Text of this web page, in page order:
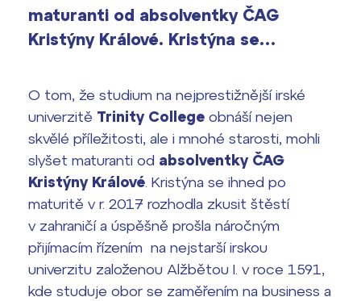
Výsledky 1. kola přijímacího řízení
2026/2027
Europass
FOCUSing
Zahraniční stipendia
ČAG studentský
Maturitní témata
Office 365
maturanti od absolventky ČAG
Kristýny Králové. Kristýna se…
O tom, že studium na nejprestižnější irské
univerzitě Trinity College obnáší nejen
skvělé příležitosti, ale i mnohé starosti, mohli
slyšet maturanti od absolventky ČAG
Kristýny Králové . Kristýna se ihned po
maturitě v r. 2017 rozhodla zkusit štěstí
v zahraničí a úspěšně prošla náročným
přijímacím řízením na nejstarší irskou
univerzitu založenou Alžbětou I. v roce 1591,
kde studuje obor se zaměřením na business a